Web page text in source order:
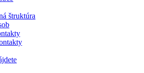
štruktúra